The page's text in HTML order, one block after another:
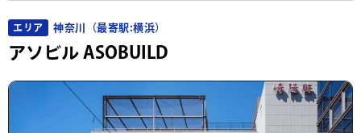
エリア 神奈川（最寄駅:横浜）
アソビル ASOBUILD